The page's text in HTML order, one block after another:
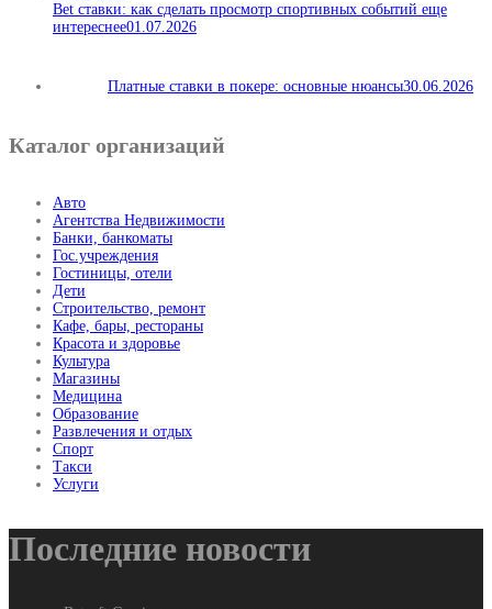
Bet ставки: как сделать просмотр спортивных событий еще
интереснее01.07.2026
Платные ставки в покере: основные нюансы30.06.2026
Каталог организаций
Авто
Агентства Недвижимости
Банки, банкоматы
Гос.учреждения
Гостиницы, отели
Дети
Строительство, ремонт
Кафе, бары, рестораны
Красота и здоровье
Культура
Магазины
Медицина
Образование
Развлечения и отдых
Спорт
Такси
Услуги
Последние новости